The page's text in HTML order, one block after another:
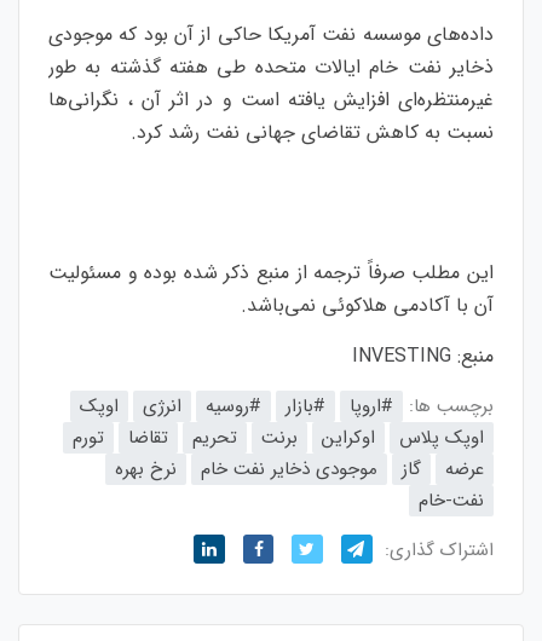
داده‌های موسسه نفت آمریکا حاکی از آن بود که موجودی
ذخایر نفت خام ایالات متحده طی هفته گذشته به طور
غیرمنتظره‌ای افزایش یافته است و در اثر آن ، نگرانی‌ها
نسبت به کاهش تقاضای جهانی نفت رشد کرد.
این مطلب صرفاً ترجمه از منبع ذکر شده بوده و مسئولیت
آن با آکادمی هلاکوئی نمی‌باشد.
منبع: INVESTING
برچسب ها: #اروپا #بازار #روسیه انرژی
اوپک
اوپک پلاس
اوکراین برنت تحریم تقاضا
تورم
عرضه
گاز موجودی ذخایر نفت خام
نرخ بهره
نفت-خام
اشتراک گذاری: